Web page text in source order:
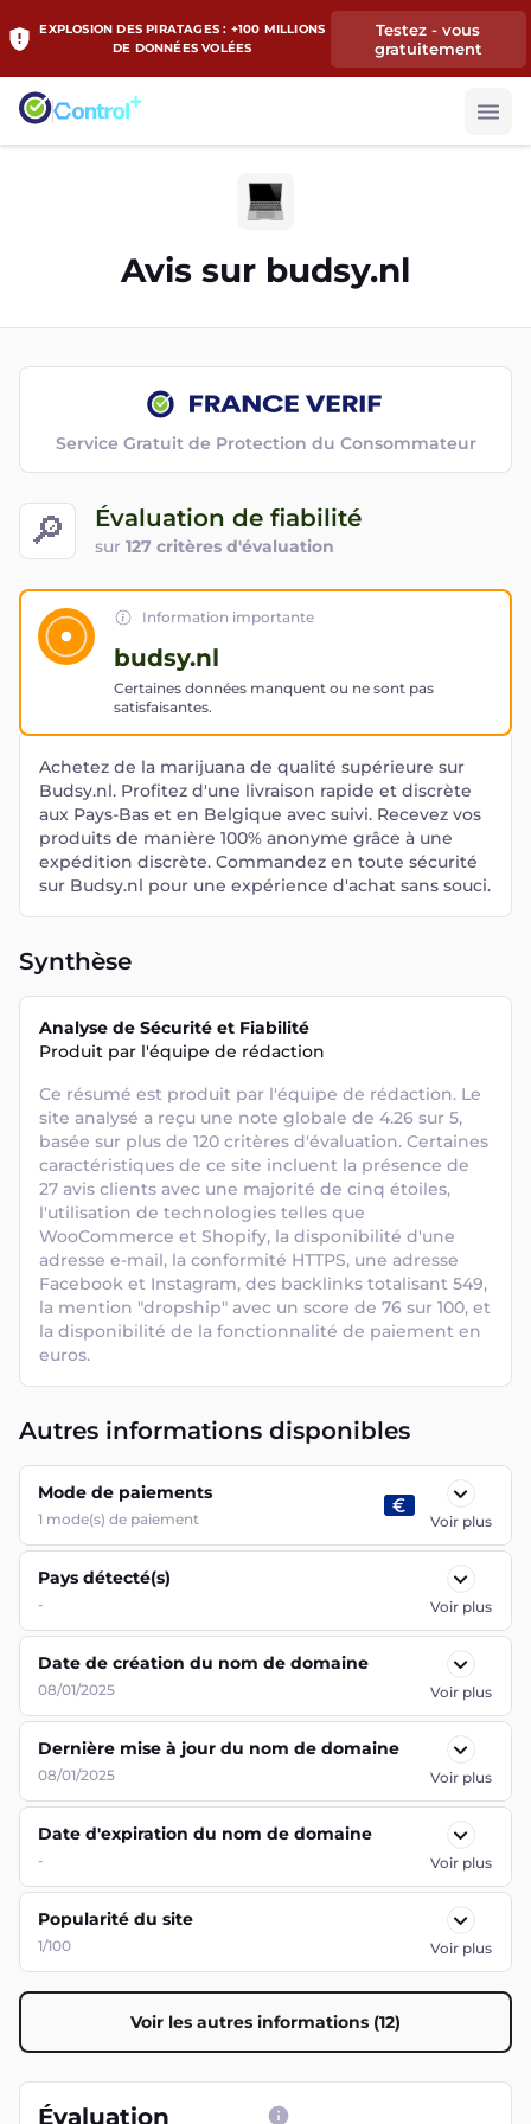
EXPLOSION DES PIRATAGES : +100 MILLIONS
DE DONNÉES VOLÉES
Testez - vous
gratuitement
Avis sur budsy.nl
🔎 Évaluation de fiabilité
sur 127 critères d'évaluation
Service Gratuit de Protection du Consommateur
Information importante
budsy.nl
Certaines données manquent ou ne sont pas
satisfaisantes.
Achetez de la marijuana de qualité supérieure sur
Budsy.nl. Profitez d'une livraison rapide et discrète
aux Pays-Bas et en Belgique avec suivi. Recevez vos
produits de manière 100% anonyme grâce à une
expédition discrète. Commandez en toute sécurité
sur Budsy.nl pour une expérience d'achat sans souci.
Synthèse
Analyse de Sécurité et Fiabilité
Produit par l'équipe de rédaction
Ce résumé est produit par l'équipe de rédaction. Le
site analysé a reçu une note globale de 4.26 sur 5,
basée sur plus de 120 critères d'évaluation. Certaines
caractéristiques de ce site incluent la présence de
27 avis clients avec une majorité de cinq étoiles,
l'utilisation de technologies telles que
WooCommerce et Shopify, la disponibilité d'une
adresse e-mail, la conformité HTTPS, une adresse
Facebook et Instagram, des backlinks totalisant 549,
la mention "dropship" avec un score de 76 sur 100, et
la disponibilité de la fonctionnalité de paiement en
euros.
Autres informations disponibles
Mode de paiements
1 mode(s) de paiement Voir plus
Pays détecté(s)
- Voir plus
Date de création du nom de domaine
08/01/2025 Voir plus
Dernière mise à jour du nom de domaine
08/01/2025 Voir plus
Date d'expiration du nom de domaine
- Voir plus
Popularité du site
1/100 Voir plus
Voir les autres informations (12)
Évaluation